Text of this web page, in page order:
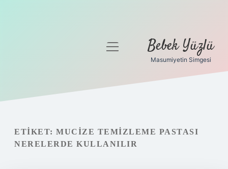
Gizlilik Politikası
menüyü
Bebek Yüzlü
Masumiyetin Simgesi
ETIKET: MUCIZE TEMIZLEME PASTASI
NERELERDE KULLANILIR